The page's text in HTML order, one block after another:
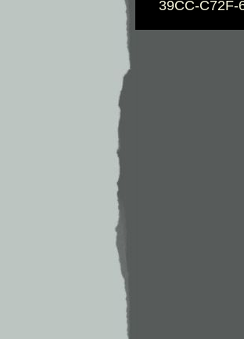
39CC-C72F-